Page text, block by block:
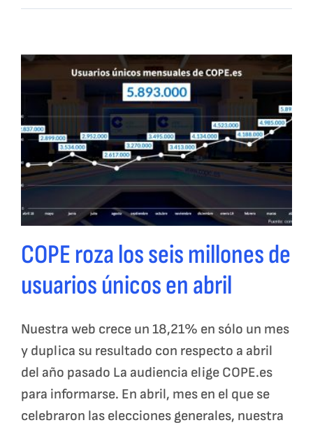
COPE roza los seis millones de
usuarios únicos en abril
Nuestra web crece un 18,21% en sólo un mes
y duplica su resultado con respecto a abril
del año pasado La audiencia elige COPE.es
para informarse. En abril, mes en el que se
celebraron las elecciones generales, nuestra